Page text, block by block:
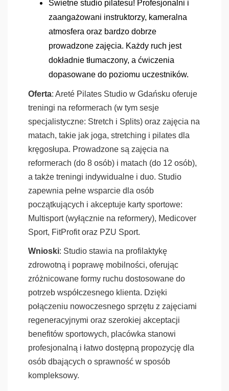
Świetne studio pilatesu! Profesjonalni i
zaangażowani instruktorzy, kameralna
atmosfera oraz bardzo dobrze
prowadzone zajęcia. Każdy ruch jest
dokładnie tłumaczony, a ćwiczenia
dopasowane do poziomu uczestników.
Oferta: Areté Pilates Studio w Gdańsku oferuje
treningi na reformerach (w tym sesje
specjalistyczne: Stretch i Splits) oraz zajęcia na
matach, takie jak joga, stretching i pilates dla
kręgosłupa. Prowadzone są zajęcia na
reformerach (do 8 osób) i matach (do 12 osób),
a także treningi indywidualne i duo. Studio
zapewnia pełne wsparcie dla osób
początkujących i akceptuje karty sportowe:
Multisport (wyłącznie na reformery), Medicover
Sport, FitProfit oraz PZU Sport.
Wnioski: Studio stawia na profilaktykę
zdrowotną i poprawę mobilności, oferując
zróżnicowane formy ruchu dostosowane do
potrzeb współczesnego klienta. Dzięki
połączeniu nowoczesnego sprzętu z zajęciami
regeneracyjnymi oraz szerokiej akceptacji
benefitów sportowych, placówka stanowi
profesjonalną i łatwo dostępną propozycję dla
osób dbających o sprawność w sposób
kompleksowy.